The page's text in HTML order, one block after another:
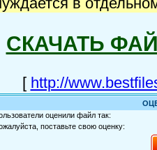
СКАЧАТЬ
[ http://
оценили файл так:
поставьте свою оценку: